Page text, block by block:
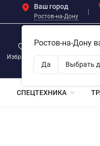
Ваш город
Ростов-на-Дону
Ростов-на-Дону
Да Выбрать
Избранное
0
СПЕЦТЕХНИКА